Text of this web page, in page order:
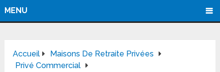
MENU
Accueil
Maisons De Retraite Privées
Privé Commercial